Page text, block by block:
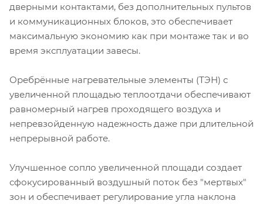
дверными контактами, без дополнительных пультов
и коммуникационных блоков, это обеспечивает
максимальную экономию как при монтаже так и во
время эксплуатации завесы.
Оребрённые нагревательные элементы (ТЭН) с
увеличенной площадью теплоотдачи обеспечивают
равномерный нагрев проходящего воздуха и
непревзойденную надежность даже при длительной
непрерывной работе.
Улучшенное сопло увеличенной площади создает
сфокусированный воздушный поток без "мертвых"
зон и обеспечивает регулирование угла наклона